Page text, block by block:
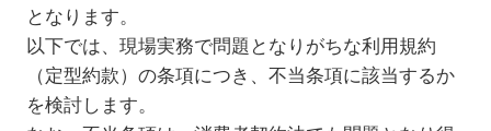
となります。
以下では、現場実務で問題となりがちな利用規約
（定型約款）の条項につき、不当条項に該当するか
を検討します。